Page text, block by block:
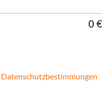
0 €
Datenschutzbestimmungen